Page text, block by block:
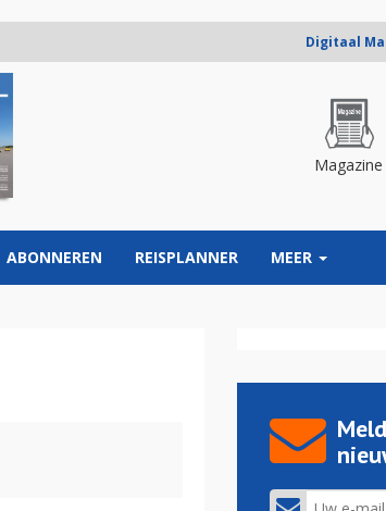
Digitaal
Magazine
ABONNEREN REISPLANNER MEER